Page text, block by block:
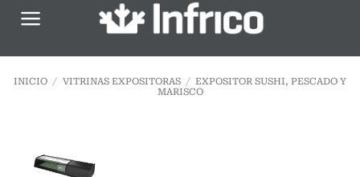
Saltar
INICIO / VITRINAS EXPOSITORAS / EXPOSITOR SUSHI, PESCADO Y
MARISCO